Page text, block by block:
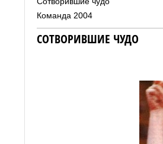
Команда 2004
СОТВОРИВШИЕ ЧУДО